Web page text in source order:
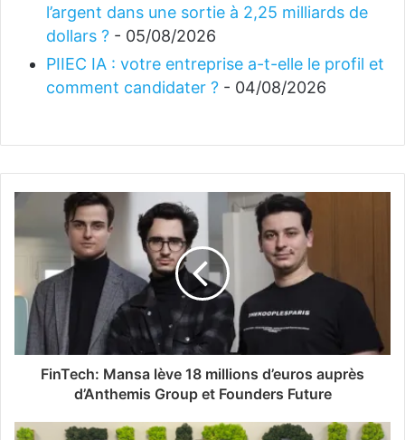
l’argent dans une sortie à 2,25 milliards de
dollars ? - 05/08/2026
PIIEC IA : votre entreprise a-t-elle le profil et
comment candidater ? - 04/08/2026
FinTech: Mansa lève 18 millions d’euros auprès
d’Anthemis Group et Founders Future